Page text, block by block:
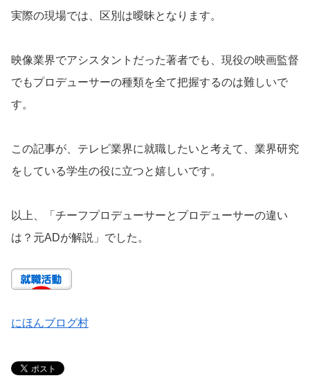
実際の現場では、区別は曖昧となります。
映像業界でアシスタントだった著者でも、現役の映画監督
でもプロデューサーの種類を全て把握するのは難しいで
す。
この記事が、テレビ業界に就職したいと考えて、業界研究
をしている学生の役に立つと嬉しいです。
以上、「チーフプロデューサーとプロデューサーの違い
は？元ADが解説」でした。
にほんブログ村